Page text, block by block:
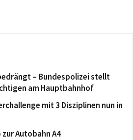
– Bundespolizei stellt
am Hauptbahnhof
mit 3 Disziplinen nun in
Autobahn A4